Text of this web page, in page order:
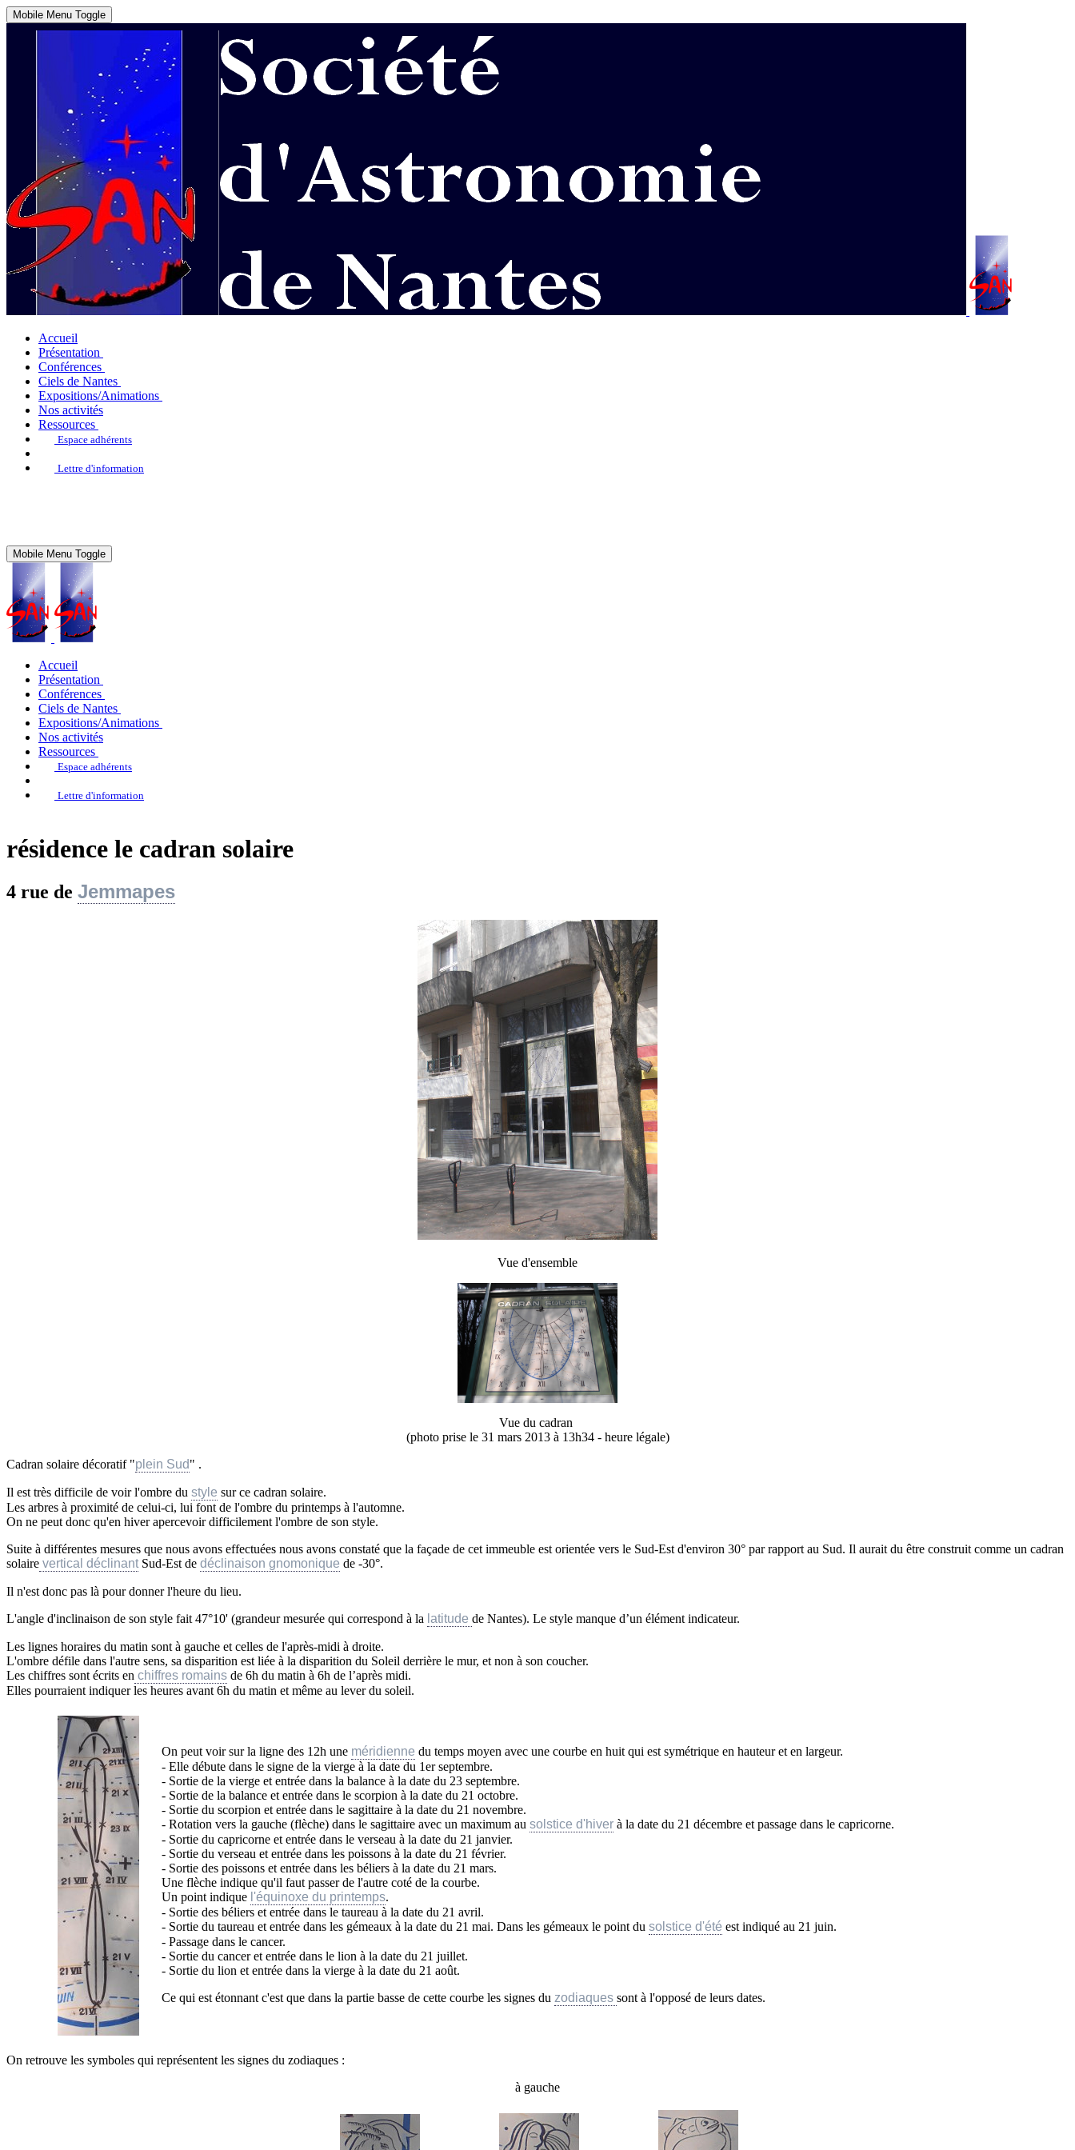
Mobile Menu Toggle
Accueil
Présentation
Conférences
Ciels de Nantes
Expositions/Animations
Nos activités
Ressources
Espace adhérents
Lettre d'information
Mobile Menu Toggle
Accueil
Présentation
Conférences
Ciels de Nantes
Expositions/Animations
Nos activités
Ressources
Espace adhérents
Lettre d'information
résidence le cadran solaire
4 rue de Jemmapes
Vue d'ensemble
Vue du cadran
(photo prise le 31 mars 2013 à 13h34 - heure légale)
Cadran solaire décoratif "plein Sud" .
Il est très difficile de voir l'ombre du style sur ce cadran solaire.
Les arbres à proximité de celui-ci, lui font de l'ombre du printemps à l'automne.
On ne peut donc qu'en hiver apercevoir difficilement l'ombre de son style.
Suite à différentes mesures que nous avons effectuées nous avons constaté que la façade de cet immeuble est orientée vers le Sud-Est d'environ 30° par rapport au Sud. Il aurait du être construit comme un cadran
solaire vertical déclinant Sud-Est de déclinaison gnomonique de -30°.
Il n'est donc pas là pour donner l'heure du lieu.
L'angle d'inclinaison de son style fait 47°10' (grandeur mesurée qui correspond à la latitude de Nantes). Le style manque d’un élément indicateur.
Les lignes horaires du matin sont à gauche et celles de l'après-midi à droite.
L'ombre défile dans l'autre sens, sa disparition est liée à la disparition du Soleil derrière le mur, et non à son coucher.
Les chiffres sont écrits en chiffres romains de 6h du matin à 6h de l’après midi.
Elles pourraient indiquer les heures avant 6h du matin et même au lever du soleil.
On peut voir sur la ligne des 12h une méridienne du temps moyen avec une courbe en huit qui est symétrique en hauteur et en largeur.
- Elle débute dans le signe de la vierge à la date du 1er septembre.
- Sortie de la vierge et entrée dans la balance à la date du 23 septembre.
- Sortie de la balance et entrée dans le scorpion à la date du 21 octobre.
- Sortie du scorpion et entrée dans le sagittaire à la date du 21 novembre.
- Rotation vers la gauche (flèche) dans le sagittaire avec un maximum au solstice d'hiverà la date du 21 décembre et passage dans le capricorne.
- Sortie du capricorne et entrée dans le verseau à la date du 21 janvier.
- Sortie du verseau et entrée dans les poissons à la date du 21 février.
- Sortie des poissons et entrée dans les béliers à la date du 21 mars.
Une flèche indique qu'il faut passer de l'autre coté de la courbe.
Un point indique l'équinoxe du printemps.
- Sortie des béliers et entrée dans le taureau à la date du 21 avril.
- Sortie du taureau et entrée dans les gémeaux à la date du 21 mai. Dans les gémeaux le point du solstice d'été est indiqué au 21 juin.
- Passage dans le cancer.
- Sortie du cancer et entrée dans le lion à la date du 21 juillet.
- Sortie du lion et entrée dans la vierge à la date du 21 août.
Ce qui est étonnant c'est que dans la partie basse de cette courbe les signes du zodiaques sont à l'opposé de leurs dates.
On retrouve les symboles qui représentent les signes du zodiaques :
à gauche